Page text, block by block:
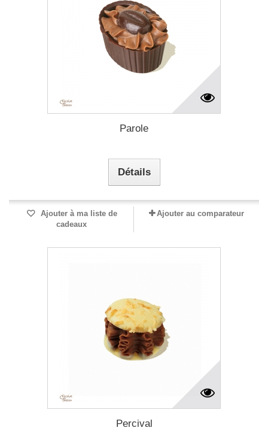
Parole
Détails
Ajouter à ma liste de
cadeaux
Ajouter au comparateur
Percival